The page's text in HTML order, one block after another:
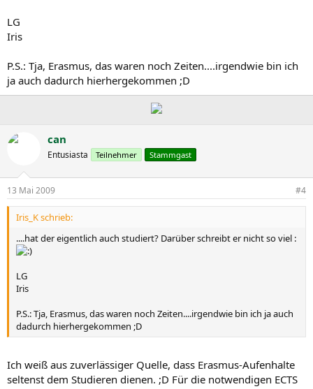
LG
Iris
P.S.: Tja, Erasmus, das waren noch Zeiten....irgendwie bin ich
ja auch dadurch hierhergekommen ;D
can
Entusiasta Teilnehmer Stammgast
13 Mai 2009 #4
Iris_K schrieb:
....hat der eigentlich auch studiert? Darüber schreibt er nicht so viel :
LG
Iris
P.S.: Tja, Erasmus, das waren noch Zeiten....irgendwie bin ich ja auch
dadurch hierhergekommen ;D
Ich weiß aus zuverlässiger Quelle, dass Erasmus-Aufenhalte
seltenst dem Studieren dienen. ;D Für die notwendigen ECTS